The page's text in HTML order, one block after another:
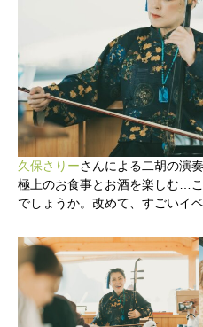
かかみがはら暮らし委員会と
メンバー図鑑
活動内容
寄り合い
会社概要
Instagram
久保さりーさんによる二胡の演
極上のお食事とお酒を楽しむ…
でしょうか。改めて、すごいイ